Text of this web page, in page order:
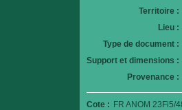
Territoire :
Lieu :
Type de document :
Support et dimensions :
Provenance :
Cote : FR ANOM 23Fi5/